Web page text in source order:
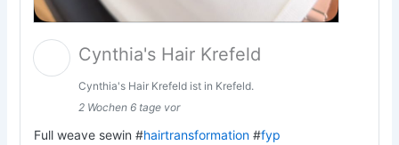
Cynthia's Hair Krefeld
Cynthia's Hair Krefeld ist in Krefeld.
2 Wochen 6 tage vor
Full weave sewin #hairtransformation #fyp